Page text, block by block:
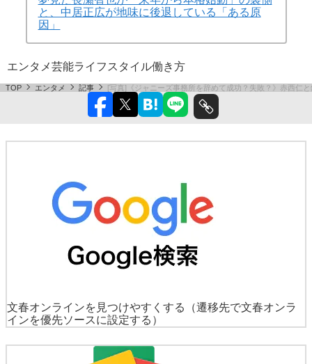
と、中居正広が地味に後退している「ある原
因」
エンタメ芸能ライフスタイル働き方
TOP エンタメ 記事 [写真]《ジャニーズ事務所を辞めて成功？失敗？》赤西仁
文春オンラインを見つけやすくする
（遷移先で文春オンラ
インを優先ソースに設定する）